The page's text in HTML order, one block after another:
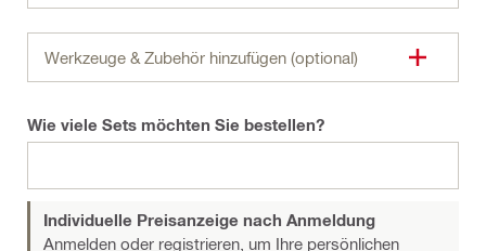
Werkzeuge & Zubehör hinzufügen (optional)
Wie viele Sets möchten Sie bestellen?
Individuelle Preisanzeige nach Anmeldung
Anmelden oder registrieren, um Ihre persönlichen